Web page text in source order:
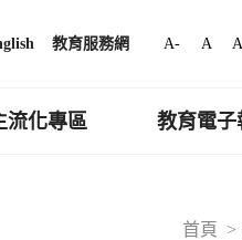
教育服務網 A- A
流化專區 教育電子
首頁